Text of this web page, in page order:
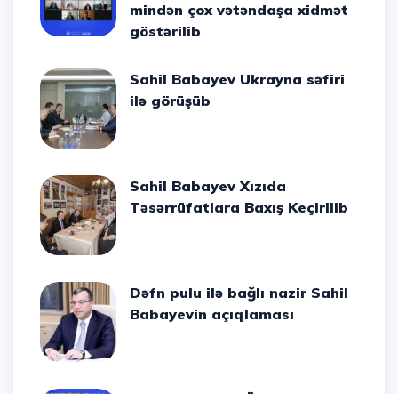
mindən çox vətəndaşa xidmət
göstərilib
Sahil Babayev Ukrayna səfiri
ilə görüşüb
Sahil Babayev Xızıda
Təsərrüfatlara Baxış Keçirilib
Dəfn pulu ilə bağlı nazir Sahil
Babayevin açıqlaması